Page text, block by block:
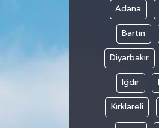
Adana
Bartın
Diyarbakır
Iğdır
Kırklareli